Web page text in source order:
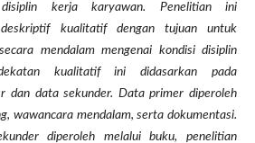
kerja karyawan. Penelitian ini
deskriptif kualitatif dengan tujuan untuk
mendalam mengenai kondisi disiplin
kualitatif ini didasarkan pada
dan data sekunder. Data primer diperoleh
wawancara mendalam, serta dokumentasi.
diperoleh melalui buku, penelitian